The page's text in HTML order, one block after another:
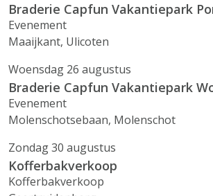
Braderie Capfun Vakantiepark
Evenement
Maaijkant, Ulicoten
Woensdag 26 augustus
Braderie Capfun Vakantiepark
Evenement
Molenschotsebaan, Molenschot
Zondag 30 augustus
Kofferbakverkoop
Kofferbakverkoop